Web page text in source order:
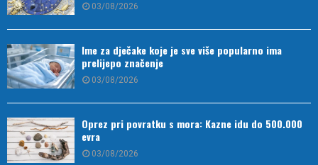
03/08/2026
Ime za dječake koje je sve više popularno ima
prelijepo značenje
03/08/2026
Oprez pri povratku s mora: Kazne idu do 500.000
evra
03/08/2026